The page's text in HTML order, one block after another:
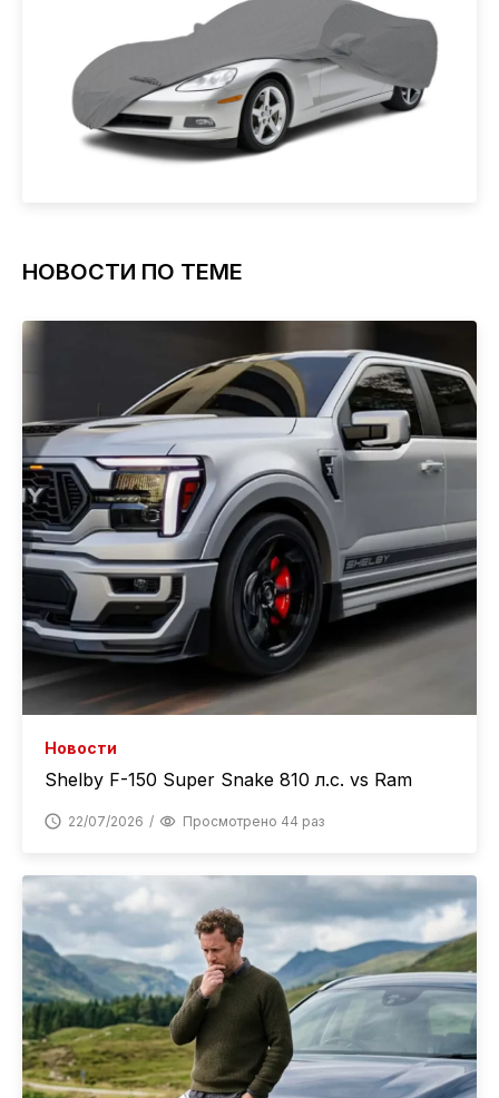
НОВОСТИ ПО ТЕМЕ
Новости
Shelby F-150 Super Snake 810 л.с. vs Ram
22/07/2026 Просмотрено 44 раз